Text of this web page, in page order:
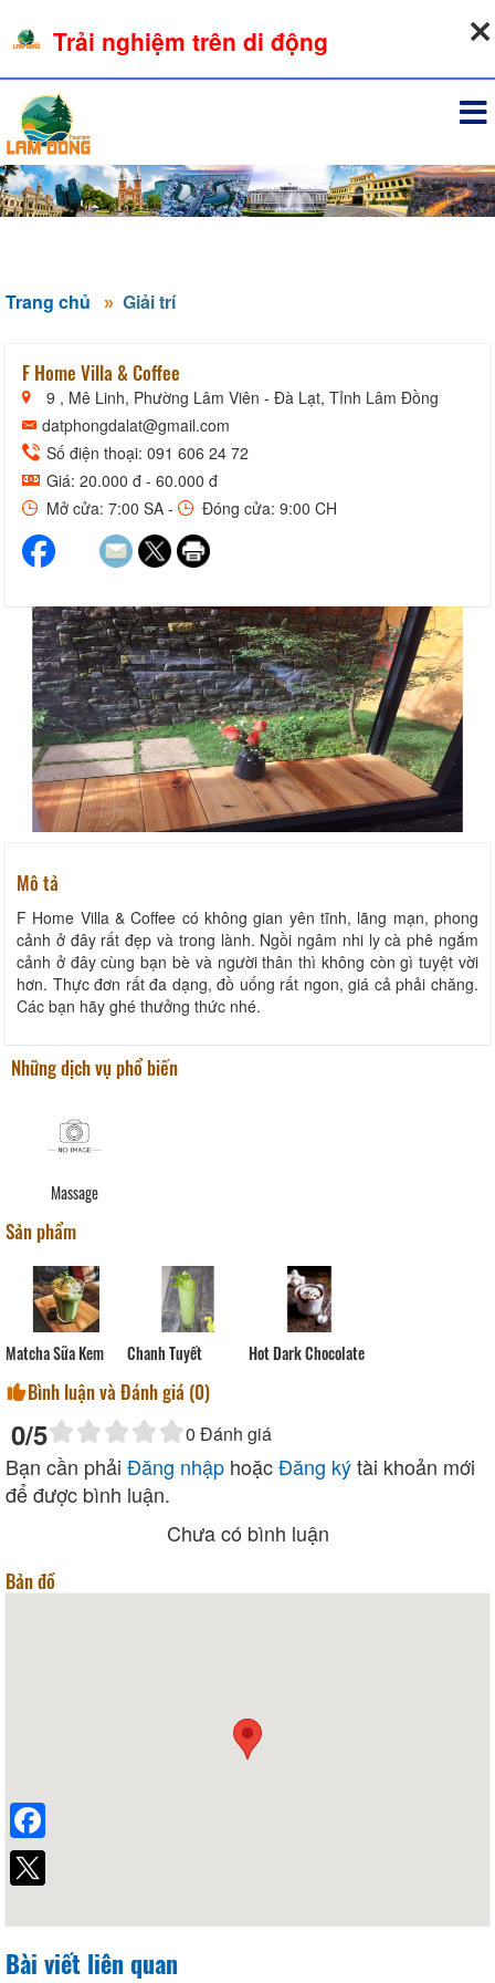
Trang chủ Giải trí
F Home Villa & Coffee
9 , Mê Linh, Phường Lâm Viên - Đà Lạt, Tỉnh Lâm Đồng
datphongdalat@gmail.com
Số điện thoại: 091 606 24 72
Giá: 20.000 đ - 60.000 đ
Mở cửa: 7:00 SA -
Đóng cửa: 9:00 CH
Mô tả
F Home Villa & Coffee có không gian yên tĩnh, lãng mạn, phong
cảnh ở đây rất đẹp và trong lành. Ngồi ngâm nhi ly cà phê ngắm
cảnh ở đây cùng bạn bè và người thân thì không còn gì tuyệt vời
hơn. Thực đơn rất đa dạng, đồ uống rất ngon, giá cả phải chăng.
Các bạn hãy ghé thưởng thức nhé.
Những dịch vụ phổ biến
Massage
Sản phẩm
Matcha Sữa Kem Chanh Tuyết Hot Dark Chocolate
Bình luận và Đánh giá (0)
0/5 0 Đánh giá
Bạn cần phải Đăng nhập hoặcĐăng kýtài khoản mới
để được bình luận.
Chưa có bình luận
Bản đồ
Bài viết liên quan
Trải nghiệm trên di động
Facebook